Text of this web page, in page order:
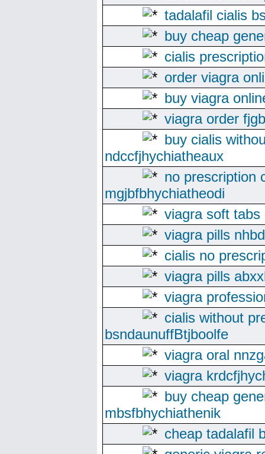
tadalafil cialis
buy cheap
cialis
order viagra
buy viagra
viagra order
buy cialis
ndccfjhychiatheaux
no prescription
mgjbfbhychiatheodi
viagra soft tabs
viagra pills
cialis no
viagra pills
viagra
cialis without
bsndaunuffBtjboolfe
viagra oral
viagra
buy cheap
mbsfbhychiathenik
cheap tadalafil